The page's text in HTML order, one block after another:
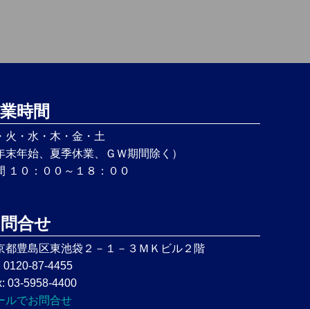
時間
火・水・木・金・土
末年始、夏季休業、ＧＷ期間除く）
１０：００～１８：００
合せ
都豊島区東池袋２－１－３ＭＫビル２階
0120-87-4455
03-5958-4400
ルでお問合せ